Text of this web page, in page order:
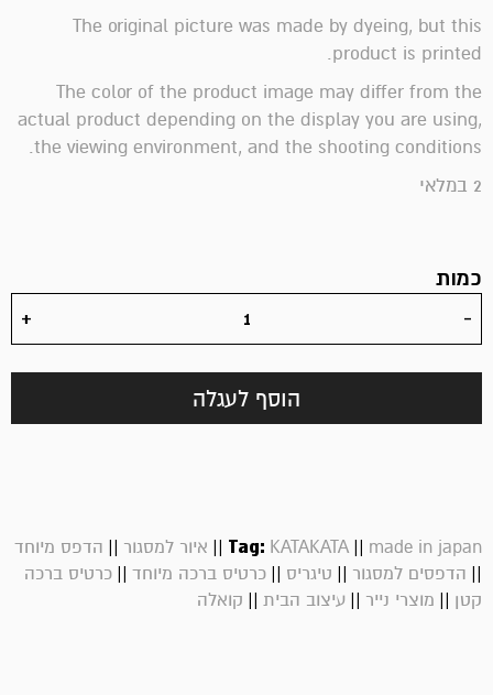
The original picture was made by dyeing, but this
product is printed.
The color of the product image may differ from the
actual product depending on the display you are using,
the viewing environment, and the shooting conditions.
2 במלאי
כמות
הוסף לעגלה
Tag: KATAKATA || made in japan
|| איור למסגור || הדפס מיוחד
|| הדפסים למסגור || טיגריס || כרטיס ברכה מיוחד || כרטיס ברכה
קטן || מוצרי נייר || עיצוב הבית || קואלה